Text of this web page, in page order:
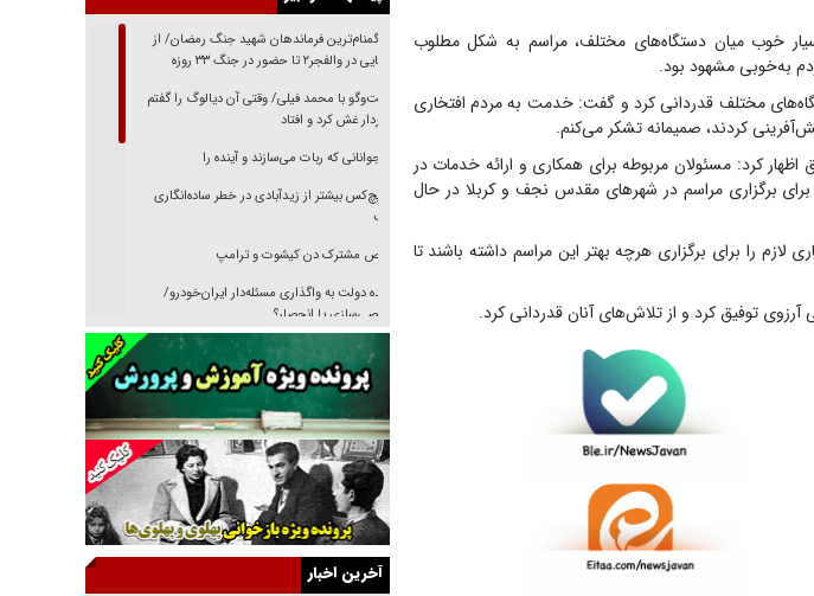
خوب میان دستگاه‌های مختلف، مراسم به شکل مطلوب
به‌خوبی مشهود بود.
مختلف قدردانی کرد و گفت: خدمت به مردم افتخاری
کردند، صمیمانه تشکر می‌کنم.
اظهار کرد: مسئولان مربوطه برای همکاری و ارائه خدمات در
برای برگزاری مراسم در شهرهای مقدس نجف و کربلا در حال
لازم را برای برگزاری هرچه بهتر این مراسم داشته باشند تا
آرزوی توفیق کرد و از تلاش‌های آنان قدردانی کرد.
از گمنام‌ترین فرماندهان شهید جنگ رمضان/ از
شناسایی در والفجر۲ تا حضور در جنگ ۳۳ روزه
گفت‌وگو با محمد فیلی/ وقتی آن دیالوگ را گفتم
فیلمبردار غش کرد و افتاد
نوجوانانی که ربات می‌سازند و آینده را
هیچ‌کس بیشتر از زیدآبادی در خطر ساده‌انگاری
نیست
رقص مشترک دن کیشوت و ترامپ
دنده دولت به واگذاری مسئله‌دار ایران‌خودرو/
خصوصی‌سازی یا انحصار؟
غریزه‌ی بقا و آقای باقی و رفقا
جراحی‌های زیبایی با مدرک فوق‌دیپلم! + گفت‌وگو
با متهم
گفت‌وگو با همسر یکی از شهدای جنگ رمضان/
پیکر بی‌سر شهید را از انگشت‌های پا شناسایی کردیم
نسلی که آنلاین الگو می‌گیرد
گفت‌وگو با آیت‌الله جاودان/ جفای مخالفان مکانت
معنوی رهبر شهید را ارتقا می‌داد
آخرین اخبار